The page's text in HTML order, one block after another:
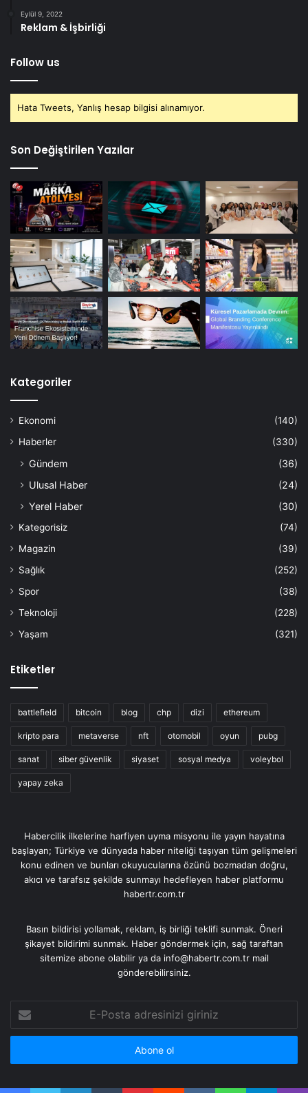
Eylül 9, 2022
Reklam & İşbirliği
Follow us
Hata Tweets, Yanlış hesap bilgisi alınamıyor.
Son Değiştirilen Yazılar
Kategoriler
Ekonomi
(140)
Haberler
(330)
Gündem
(36)
Ulusal Haber
(24)
Yerel Haber
(30)
Kategorisiz
(74)
Magazin
(39)
Sağlık
(252)
Spor
(38)
Teknoloji
(228)
Yaşam
(321)
Etiketler
battlefield bitcoin blog chp dizi ethereum
kripto para metaverse nft otomobil oyun pubg
sanat siber güvenlik siyaset sosyal medya voleybol
yapay zeka
Habercilik ilkelerine harfiyen uyma misyonu ile yayın hayatına
başlayan; Türkiye ve dünyada haber niteliği taşıyan tüm gelişmeleri
konu edinen ve bunları okuyucularına özünü bozmadan doğru,
akıcı ve tarafsız şekilde sunmayı hedefleyen haber platformu
habertr.com.tr
Basın bildirisi yollamak, reklam, iş birliği teklifi sunmak. Öneri
şikayet bildirimi sunmak. Haber göndermek için, sağ taraftan
sitemize abone olabilir ya da info@habertr.com.tr mail
gönderebilirsiniz.
Posta
adresinizi